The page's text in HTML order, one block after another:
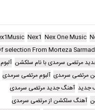
Nex One Music
Nex1
selection From Morteza
مرتضی سرمدی با نام سلکشن
مرتضی سرمدی آلبوم مرتضی سرمدی
جدید آهنگ جدید مرتضی سرمدی
آهنگ سلکشن از مرتضی سرمدی